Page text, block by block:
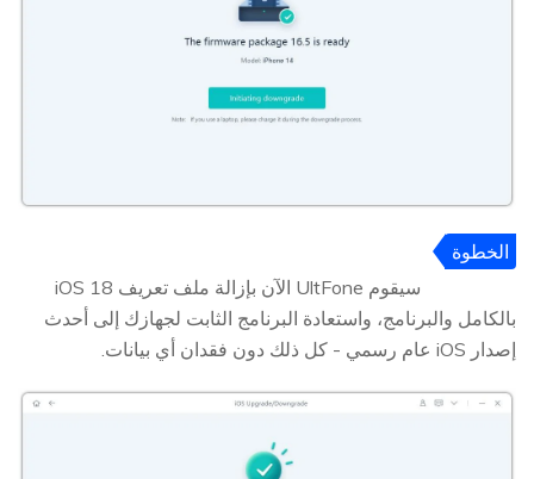
الخطوة
سيقوم UltFone الآن بإزالة ملف تعريف iOS 18
بالكامل والبرنامج، واستعادة البرنامج الثابت لجهازك إلى أحدث
إصدار iOS عام رسمي - كل ذلك دون فقدان أي بيانات.